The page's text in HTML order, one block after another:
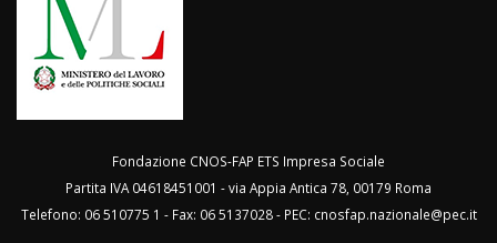
Fondazione CNOS-FAP ETS Impresa Sociale
Partita IVA 04618451001 - via Appia Antica 78, 00179 Roma
Telefono: 06 510775 1 - Fax: 06 5137028 - PEC: cnosfap.nazionale@pec.it